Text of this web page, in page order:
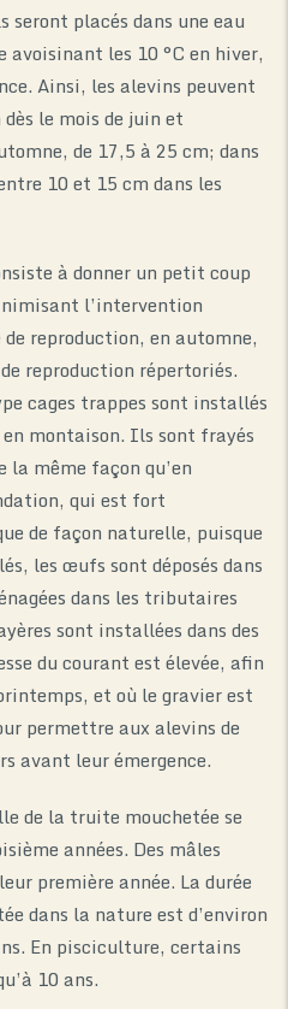
placés dans une eau
les 10 °C en hiver,
Ainsi, les alevins peuvent
le mois de juin et
de 17,5 à 25 cm; dans
10 et 15 cm dans les
à donner un petit coup
l’intervention
reproduction, en automne,
reproduction répertoriés.
cages trappes sont installés
montaison. Ils sont frayés
même façon qu’en
qui est fort
de façon naturelle, puisque
les œufs sont déposés dans
dans les tributaires
sont installées dans des
du courant est élevée, afin
et où le gravier est
permettre aux alevins de
avant leur émergence.
de la truite mouchetée se
années. Des mâles
première année. La durée
dans la nature est d’environ
En pisciculture, certains
10 ans.